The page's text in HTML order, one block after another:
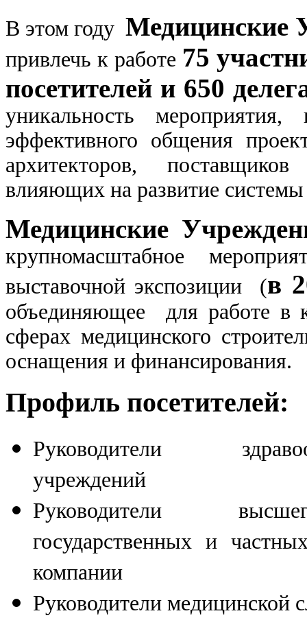
В этом году Медицинские
привлечь к работе 75
посетителей и 650
уникальность
эффективного общения
архитекторов,
влияющих на развитие системы
Медицинские
крупномасштабное
выставочной экспозиции (в
объединяющее для работе в
сферах медицинского
оснащения и финансирования.
Профиль посетителей:
Руководители
учреждений
Руководители
государственных и
компании
Руководители медицинской